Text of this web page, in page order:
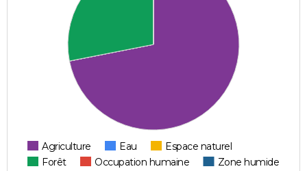
Agriculture Eau
Espace naturel
Forêt
Occupation humaine Zone humide